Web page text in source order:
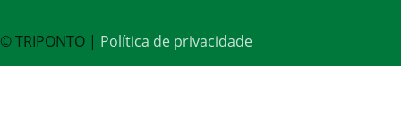
© TRIPONTO | Política de privacidade